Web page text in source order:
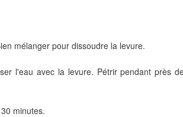
mélanger pour dissoudre la levure.
l'eau avec la levure. Pétrir pendant près
minutes.